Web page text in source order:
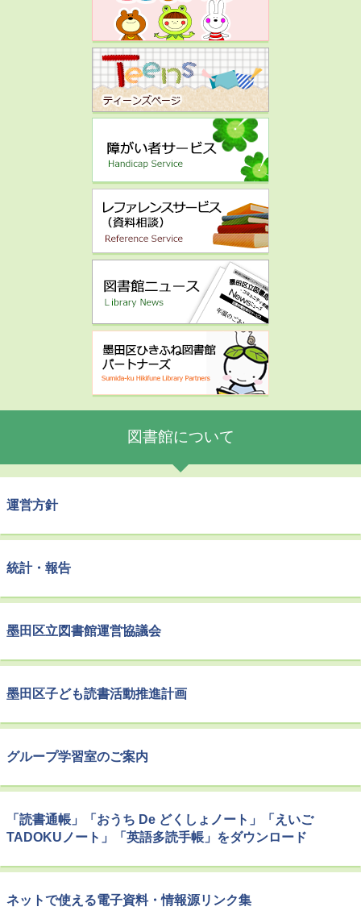
図書館について
運営方針
統計・報告
墨田区立図書館運営協議会
墨田区子ども読書活動推進計画
グループ学習室のご案内
「読書通帳」「おうち De どくしょノート」「えいご
TADOKUノート」「英語多読手帳」をダウンロード
ネットで使える電子資料・情報源リンク集